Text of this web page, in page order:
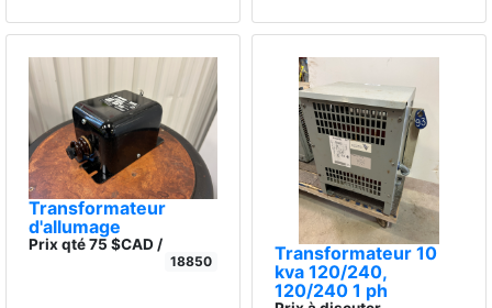
Transformateur
d'allumage
Prix qté 75 $CAD /
18850
Transformateur 10
kva 120/240,
120/240 1 ph